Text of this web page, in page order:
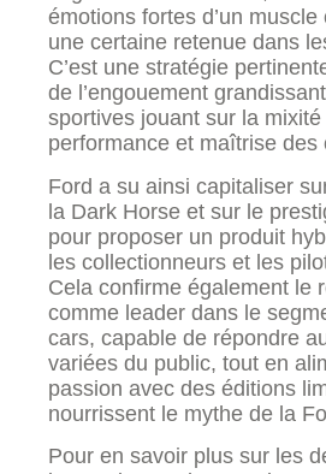
émotions fortes d’un
une certaine retenue dans
C’est une stratégie
de l’engouement
sportives jouant sur la
performance et maîtrise des
Ford a su ainsi capitaliser
la Dark Horse et sur le
pour proposer un produit
les collectionneurs et les
Cela confirme également le
comme leader dans le
cars, capable de répondre
variées du public, tout en
passion avec des éditions
nourrissent le mythe de la
Pour en savoir plus sur les